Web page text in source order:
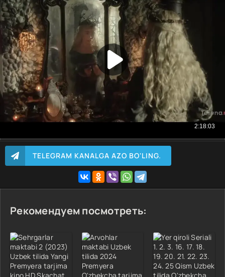
TELEGRAM KANALGA AZO BO'LING.
Рекомендуем посмотреть: